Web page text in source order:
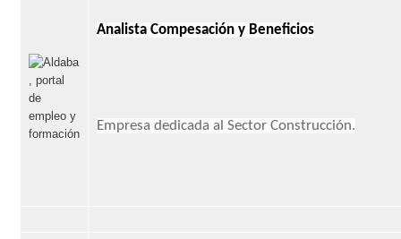
Analista Compesación y Beneficios
Empresa dedicada al Sector Construcción.